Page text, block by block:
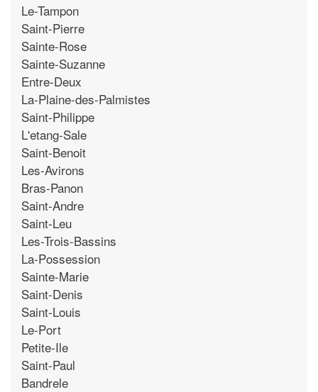
Le-Tampon
Saint-Pierre
Sainte-Rose
Sainte-Suzanne
Entre-Deux
La-Plaine-des-Palmistes
Saint-Philippe
L'etang-Sale
Saint-Benoit
Les-Avirons
Bras-Panon
Saint-Andre
Saint-Leu
Les-Trois-Bassins
La-Possession
Sainte-Marie
Saint-Denis
Saint-Louis
Le-Port
Petite-Ile
Saint-Paul
Bandrele